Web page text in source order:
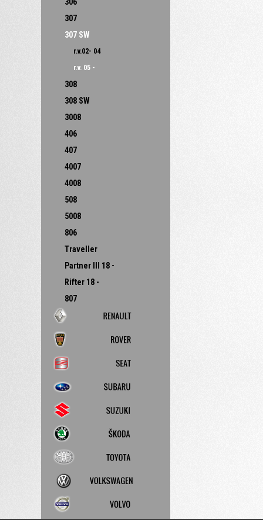
307
307 SW
r.v.02- 04
r.v. 05 -
308
308 SW
3008
406
407
4007
4008
508
5008
806
Traveller
Partner III 18 -
Rifter 18 -
807